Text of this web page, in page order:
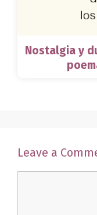
Nostalgia y
Leave a